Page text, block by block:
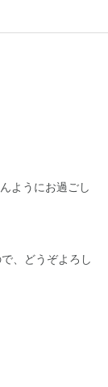
ようにお過ごし
、どうぞよろし